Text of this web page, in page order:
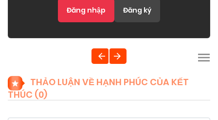
Đăng nhập Đăng ký
THẢO LUẬN VỀ HẠNH PHÚC CỦA KẾT
THÚC (0)